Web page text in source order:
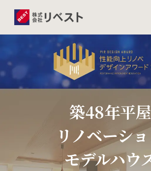
築48年平屋
リノベーシ
モデルハウ